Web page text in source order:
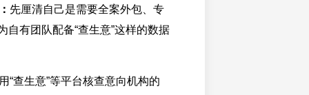
先厘清自己是需要全案外包、专
自有团队配备“查生意”这样的数据
“查生意”等平台核查意向机构的